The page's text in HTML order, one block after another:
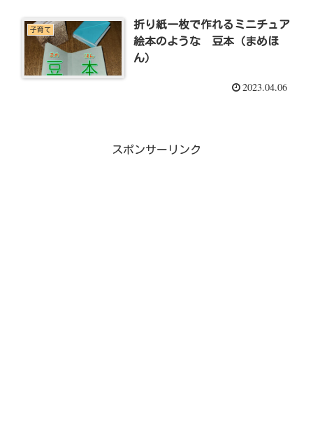
子育て
折り紙一枚で作れるミニチュア
絵本のような 豆本（まめほ
ん）
2023.04.06
スポンサーリンク